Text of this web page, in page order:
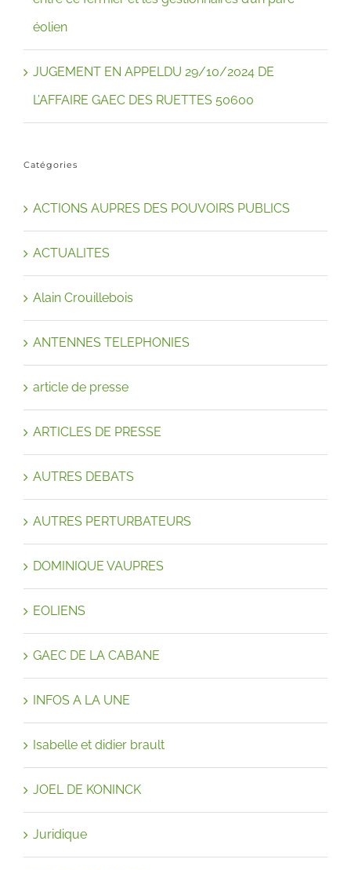
éolien
JUGEMENT EN APPELDU 29/10/2024 DE
L’AFFAIRE GAEC DES RUETTES 50600
Catégories
ACTIONS AUPRES DES POUVOIRS PUBLICS
ACTUALITES
Alain Crouillebois
ANTENNES TELEPHONIES
article de presse
ARTICLES DE PRESSE
AUTRES DEBATS
AUTRES PERTURBATEURS
DOMINIQUE VAUPRES
EOLIENS
GAEC DE LA CABANE
INFOS A LA UNE
Isabelle et didier brault
JOEL DE KONINCK
Juridique